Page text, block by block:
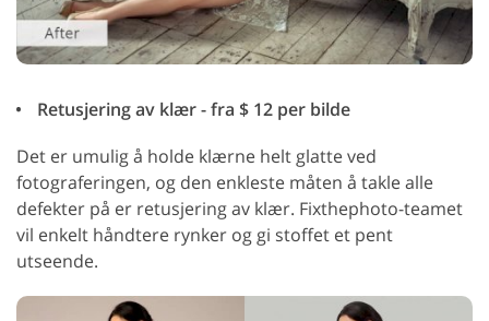
Retusjering av klær - fra $ 12 per bilde
Det er umulig å holde klærne helt glatte ved
fotograferingen, og den enkleste måten å takle alle
defekter på er retusjering av klær. Fixthephoto-teamet
vil enkelt håndtere rynker og gi stoffet et pent
utseende.